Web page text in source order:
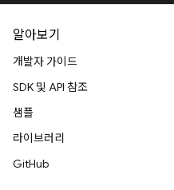
알아보기
개발자 가이드
SDK 및 API 참조
샘플
라이브러리
GitHub